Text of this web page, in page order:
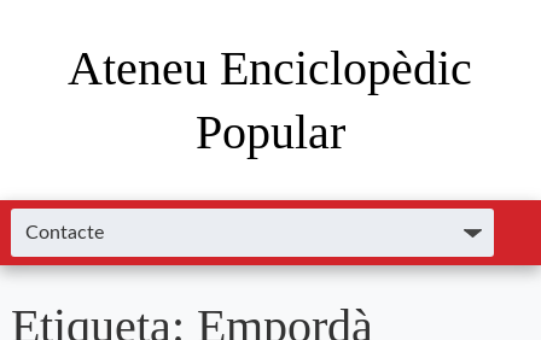
Ateneu Enciclopèdic
Popular
Etiqueta: Empordà